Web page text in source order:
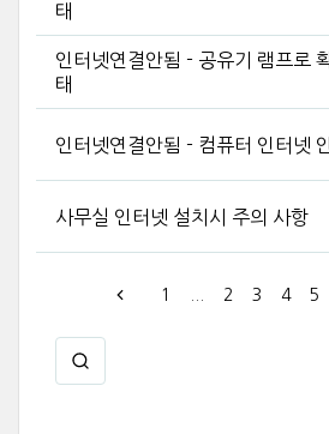
태
인터넷연결안됨 - 공유기 램프로
태
인터넷연결안됨 - 컴퓨터 인터넷
사무실 인터넷 설치시 주의 사항
1 2 3 4 5